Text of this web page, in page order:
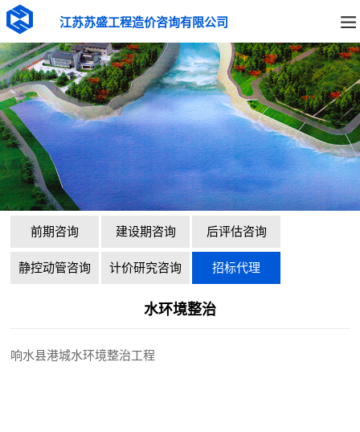
江苏苏盛工程造价咨询有限公司
前期咨询 建设期咨询 后评估咨询
静控动管咨询 计价研究咨询 招标代理
水环境整治
响水县港城水环境整治工程